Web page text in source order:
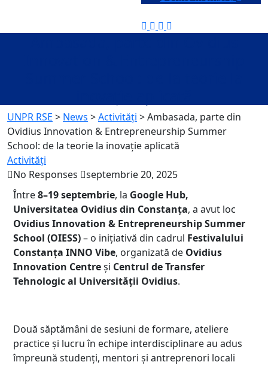
UNPR RSE > News >Activități >Ambasada, parte din
Ovidius Innovation & Entrepreneurship Summer
School: de la teorie la inovație aplicată
Activități
No Responses
septembrie 20, 2025
Între8–19 septembrie, la Google Hub,
Universitatea Ovidius din Constanța, a avut loc
Ovidius Innovation & Entrepreneurship Summer
School (OIESS)– o inițiativă din cadrul Festivalului
Constanța INNO Vibe, organizată de Ovidius
Innovation Centreși Centrul de Transfer
Tehnologic al Universității Ovidius.
Două săptămâni de sesiuni de formare, ateliere
practice și lucru în echipe interdisciplinare au adus
împreună studenți, mentori și antreprenori locali